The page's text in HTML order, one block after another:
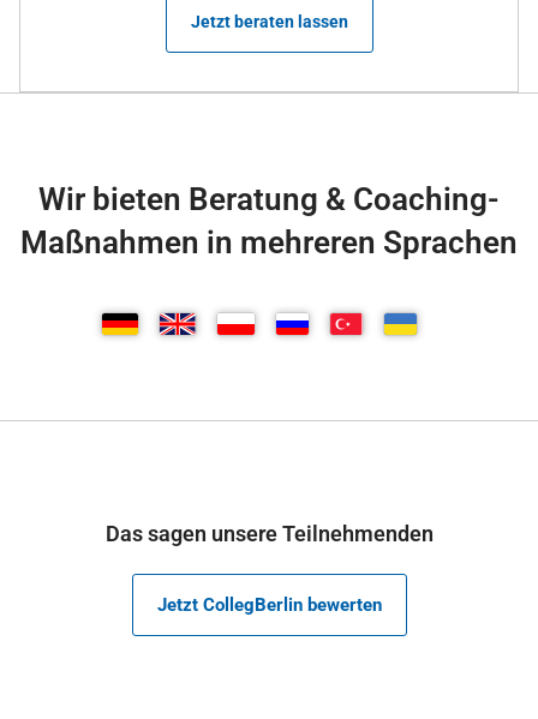
Jetzt beraten lassen
Wir bieten Beratung & Coaching-
Maßnahmen in mehreren Sprachen
Das sagen unsere Teilnehmenden
Jetzt CollegBerlin bewerten